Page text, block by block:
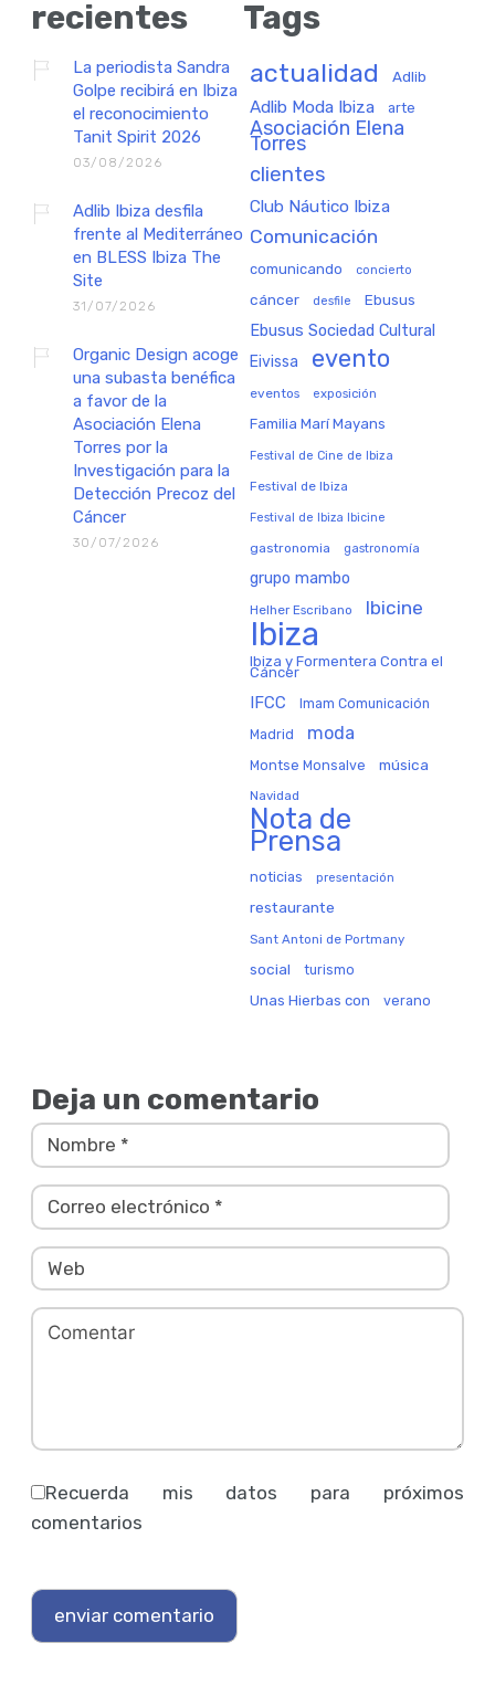
recientes
La periodista Sandra
Golpe recibirá en Ibiza
el reconocimiento
Tanit Spirit 2026
03/08/2026
Adlib Ibiza desfila
frente al Mediterráneo
en BLESS Ibiza The
Site
31/07/2026
Organic Design acoge
una subasta benéfica
a favor de la
Asociación Elena
Torres por la
Investigación para la
Detección Precoz del
Cáncer
30/07/2026
Tags
actualidad Adlib
Adlib Moda Ibiza arte
Asociación Elena
Torres
clientes
Club Náutico Ibiza
Comunicación
comunicando concierto
cáncer desfile Ebusus
Ebusus Sociedad Cultural
Eivissa evento
eventos exposición
Familia Marí Mayans
Festival de Cine de Ibiza
Festival de Ibiza
Festival de Ibiza Ibicine
gastronomia gastronomía
grupo mambo
Helher Escribano Ibicine
Ibiza
Ibiza y Formentera Contra el
Cáncer
IFCC Imam Comunicación
Madrid moda
Montse Monsalve música
Navidad
Nota de
Prensa
noticias presentación
restaurante
Sant Antoni de Portmany
social turismo
Unas Hierbas con verano
Deja un comentario
Recuerda mis datos para próximos
comentarios